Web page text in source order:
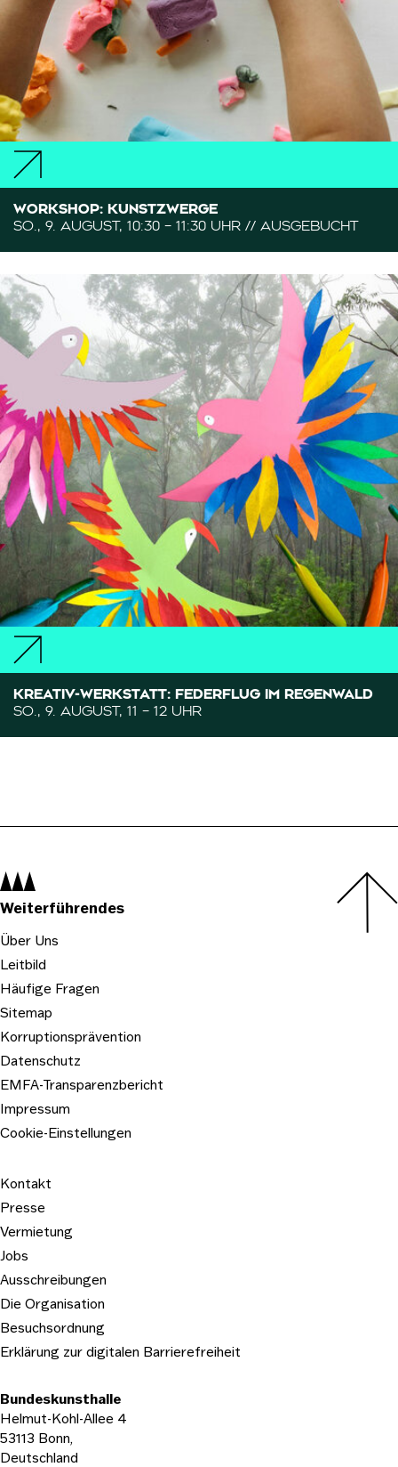
WORKSHOP: KUNSTZWERGE
SO., 9. AUGUST, 10:30 – 11:30 UHR // AUSGEBUCHT
KREATIV-WERKSTATT: FEDERFLUG IM REGENWALD
SO., 9. AUGUST, 11 – 12 UHR
Navigation:
Weiterführendes
Über Uns
Leitbild
Häufige Fragen
Sitemap
Korruptionsprävention
Datenschutz
EMFA-Transparenzbericht
Impressum
Cookie-Einstellungen
Kontakt
Presse
Vermietung
Jobs
Ausschreibungen
Die Organisation
Besuchsordnung
Erklärung zur digitalen Barrierefreiheit
Bundeskunsthalle
Helmut-Kohl-Allee 4
53113 Bonn,
Deutschland